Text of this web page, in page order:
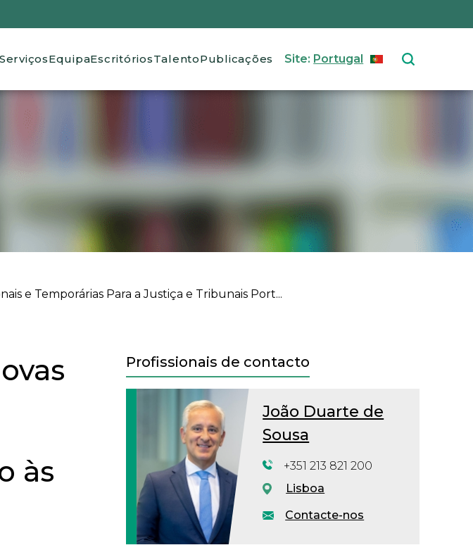
ServiçosEquipaEscritóriosTalentoPublicações Site: PortugalSelect your
e Temporárias Para a Justiça e Tribunais Port...
às
Profissionais de contacto
João Duarte de
Sousa
Contacte-nos
+351 213 821 200
Lisboa